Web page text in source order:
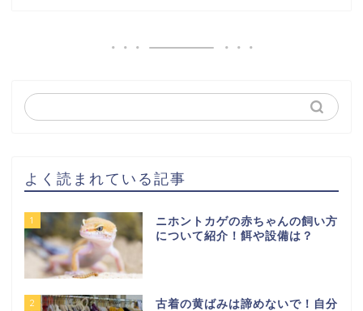
よく読まれている記事
1
ニホントカゲの赤ちゃんの飼い方
について紹介！餌や設備は？
2
古着の黄ばみは諦めないで！自分